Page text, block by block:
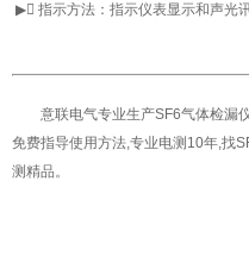
▶ 指示方法：指示仪表显示和声光
意联电气专业生产SF6气体检漏
免费指导使用方法,专业电测10年,找
测精品。